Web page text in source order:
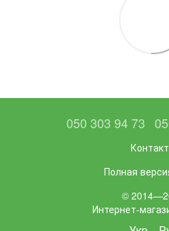
050 303 94 73
Полная
©
Интернет-